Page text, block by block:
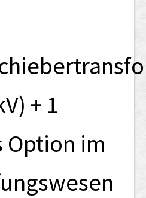
+ 1
Option im